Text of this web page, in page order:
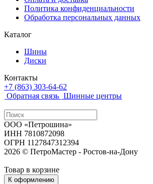
Политика конфиденциальности
Обработка персональных данных
Каталог
Шины
Диски
Контакты
+7 (863) 303-64-62
Обратная связь Шинные центры
ООО «Петрошина»
ИНН 7810872098
ОГРН 1127847312394
2026 © ПетроМастер - Ростов-на-Дону
Товар в корзине
К оформлению